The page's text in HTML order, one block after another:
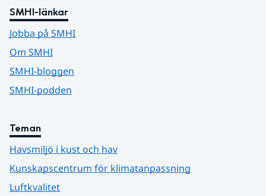
SMHI-länkar
Jobba på SMHI
Om SMHI
SMHI-bloggen
SMHI-podden
Teman
Havsmiljö i kust och hav
Kunskapscentrum för klimatanpassning
Luftkvalitet